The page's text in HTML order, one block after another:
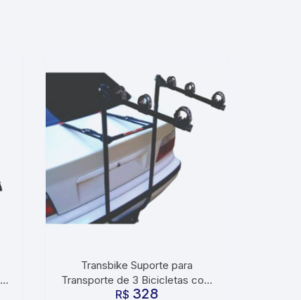
Transbike Suporte para
Transporte de 3 Bicicletas com
Alças de Borracha em U para
R$ 328